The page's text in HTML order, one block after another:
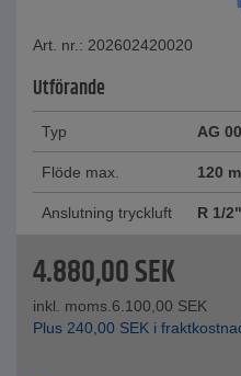
Art. nr.: 202602420020
Utförande
Typ AG
Flöde max. 120
Anslutning tryckluft R 1/2"
4.880,00SEK
inkl. moms.6.100,00 SEK
Plus 240,00 SEK i